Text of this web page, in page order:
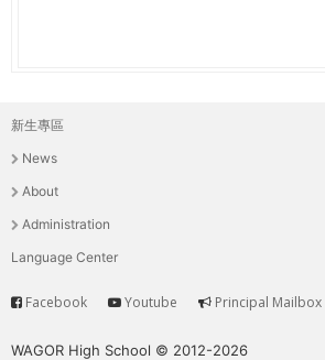
主
選
單
新生專區
News
About
Administration
Language Center
Service
Facebook Youtube Principal Mailbox
WAGOR High School © 2012-2026